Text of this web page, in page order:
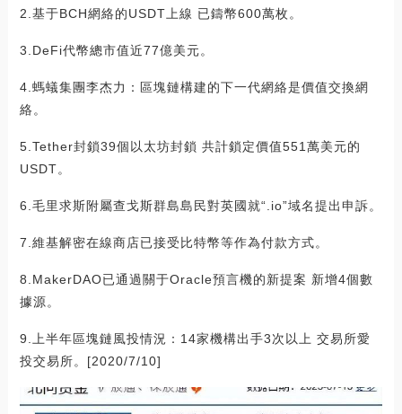
2.基于BCH網絡的USDT上線 已鑄幣600萬枚。
3.DeFi代幣總市值近77億美元。
4.螞蟻集團李杰力：區塊鏈構建的下一代網絡是價值交換網
絡。
5.Tether封鎖39個以太坊封鎖 共計鎖定價值551萬美元的
USDT。
6.毛里求斯附屬查戈斯群島島民對英國就“.io”域名提出申訴。
7.維基解密在線商店已接受比特幣等作為付款方式。
8.MakerDAO已通過關于Oracle預言機的新提案 新增4個數
據源。
9.上半年區塊鏈風投情況：14家機構出手3次以上 交易所愛
投交易所。[2020/7/10]